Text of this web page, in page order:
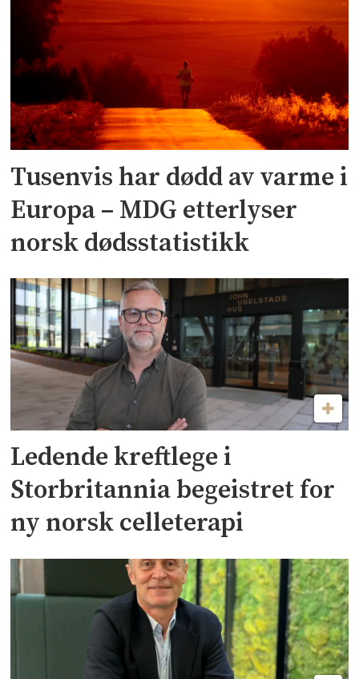
Tusenvis har dødd av varme i
Europa – MDG etterlyser
norsk dødsstatistikk
Ledende kreftlege i
Storbritannia begeistret for
ny norsk celleterapi